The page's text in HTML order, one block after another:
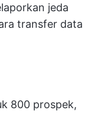
jeda
transfer data
800 prospek,